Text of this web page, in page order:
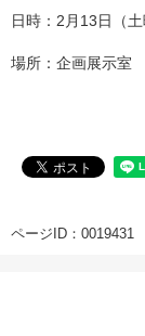
日時：2月13日（
場所：企画展示室
ページID：0019431